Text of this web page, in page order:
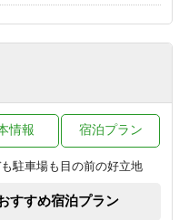
駐車場も目の前の好立地
情報 宿泊プラン
すすめ宿泊プラン